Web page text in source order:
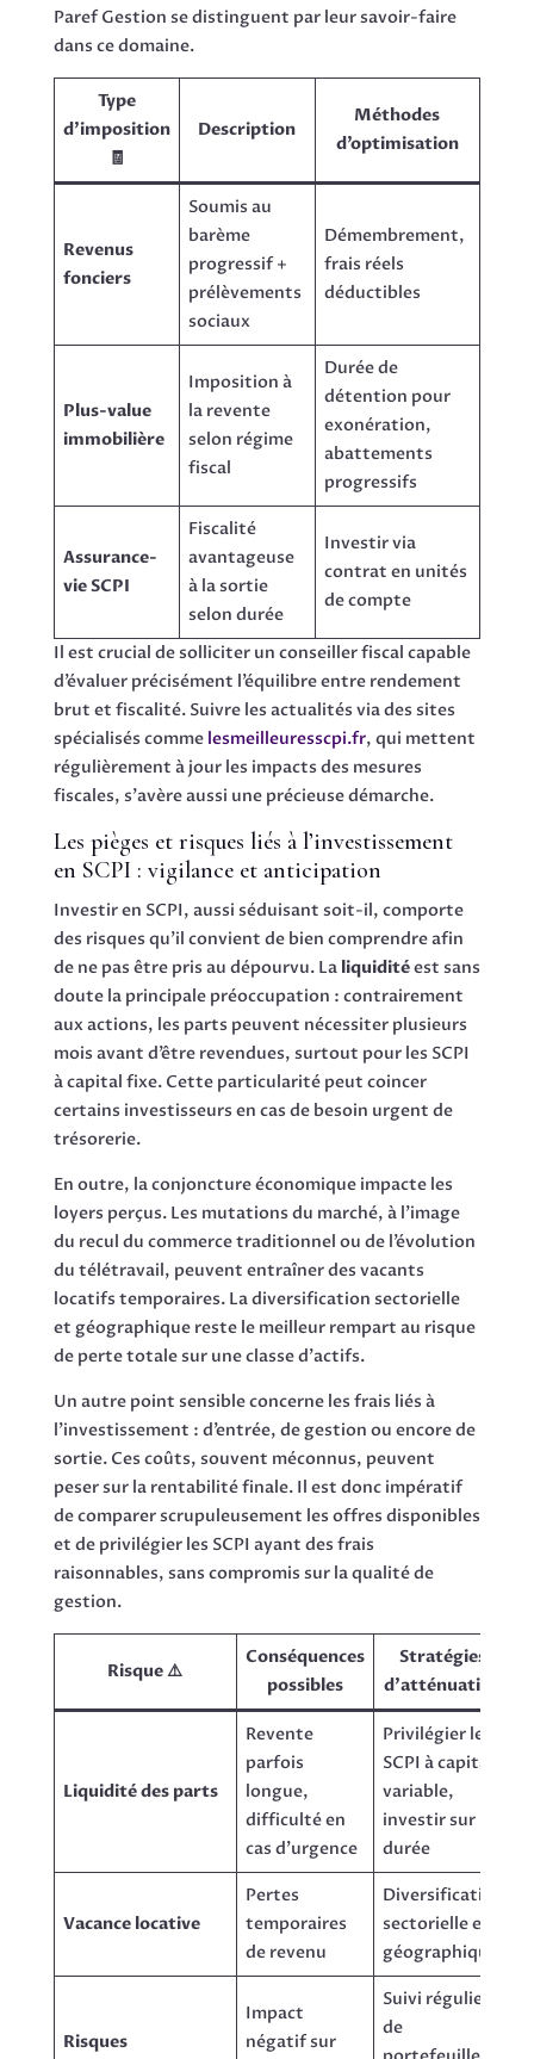
Paref Gestion se distinguent par leur savoir-faire
dans ce domaine.
Type
d’imposition
🧾
Description
Méthodes
d’optimisation
Revenus
fonciers
Soumis au
barème
progressif +
prélèvements
sociaux
Démembrement,
frais réels
déductibles
Plus-value
immobilière
Imposition à
la revente
selon régime
fiscal
Durée de
détention pour
exonération,
abattements
progressifs
Assurance-
vie SCPI
Fiscalité
avantageuse
à la sortie
selon durée
Investir via
contrat en unités
de compte
Il est crucial de solliciter un conseiller fiscal capable
d’évaluer précisément l’équilibre entre rendement
brut et fiscalité. Suivre les actualités via des sites
spécialisés comme lesmeilleuresscpi.fr, qui mettent
régulièrement à jour les impacts des mesures
fiscales, s’avère aussi une précieuse démarche.
Les pièges et risques liés à l’investissement
en SCPI : vigilance et anticipation
Investir en SCPI, aussi séduisant soit-il, comporte
des risques qu’il convient de bien comprendre afin
de ne pas être pris au dépourvu. La liquiditéest sans
doute la principale préoccupation : contrairement
aux actions, les parts peuvent nécessiter plusieurs
mois avant d’être revendues, surtout pour les SCPI
à capital fixe. Cette particularité peut coincer
certains investisseurs en cas de besoin urgent de
trésorerie.
En outre, la conjoncture économique impacte les
loyers perçus. Les mutations du marché, à l’image
du recul du commerce traditionnel ou de l’évolution
du télétravail, peuvent entraîner des vacants
locatifs temporaires. La diversification sectorielle
et géographique reste le meilleur rempart au risque
de perte totale sur une classe d’actifs.
Un autre point sensible concerne les frais liés à
l’investissement : d’entrée, de gestion ou encore de
sortie. Ces coûts, souvent méconnus, peuvent
peser sur la rentabilité finale. Il est donc impératif
de comparer scrupuleusement les offres disponibles
et de privilégier les SCPI ayant des frais
raisonnables, sans compromis sur la qualité de
gestion.
Risque ⚠️
Conséquences
possibles
Stratégies
d’atténuation
Liquidité des parts
Revente
parfois
longue,
difficulté en
cas d’urgence
Privilégier les
SCPI à capital
variable,
investir sur la
durée
Vacance locative
Pertes
temporaires
de revenu
Diversification
sectorielle et
géographique
Risques
Impact
négatif sur
Suivi régulier
de